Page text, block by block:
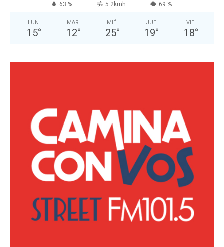
63 % 5.2kmh 69 %
LUN
15°
MAR
12°
MIÉ
25°
JUE
19°
VIE
18°